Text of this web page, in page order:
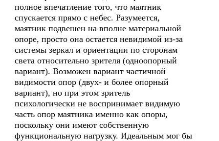
полное впечатление того, что маятник
спускается прямо с небес. Разумеется,
маятник подвешен на вполне материальной
опоре, просто она остается невидимой из-за
системы зеркал и ориентации по сторонам
света относительно зрителя (одноопорный
вариант). Возможен вариант частичной
видимости опор (двух- и более опорный
вариант), но при этом зритель
психологически не воспринимает видимую
часть опор маятника именно как опоры,
поскольку они имеют собственную
функциональную нагрузку. Идеальным мог бы